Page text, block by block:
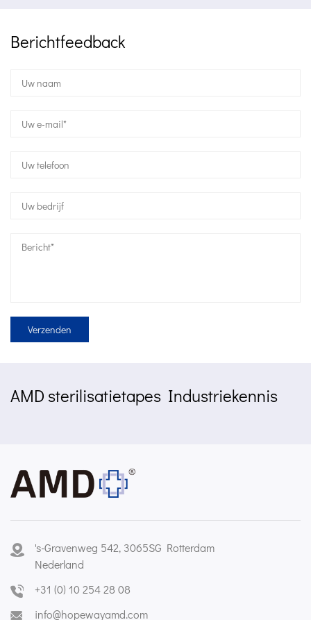
Berichtfeedback
AMD sterilisatietapes Industriekennis
's-Gravenweg 542, 3065SG Rotterdam
Nederland
+31 (0) 10 254 28 08
info@hopewayamd.com